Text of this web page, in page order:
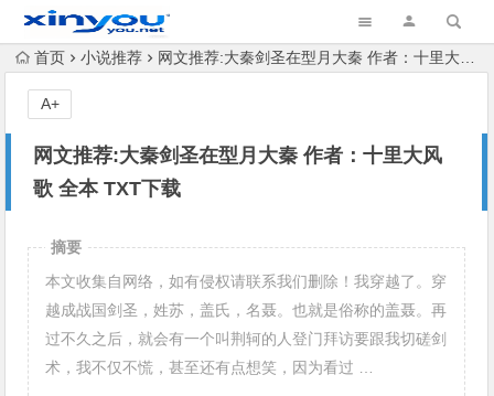
首页 小说推荐 网文推荐:大秦剑圣在型月大秦 作者：十里大风歌 全本 TXT下载
网文推荐:大秦剑圣在型月大秦 作者：十里大风
歌 全本 TXT下载
A+
摘要
本文收集自网络，如有侵权请联系我们删除！我穿越了。穿
越成战国剑圣，姓苏，盖氏，名聂。也就是俗称的盖聂。再
过不久之后，就会有一个叫荆轲的人登门拜访要跟我切磋剑
术，我不仅不慌，甚至还有点想笑，因为看过 …